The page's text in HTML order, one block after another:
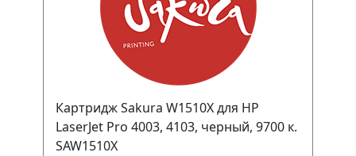
Картридж Sakura W1510X для HP
LaserJet Pro 4003, 4103, черный, 9700 к.
SAW1510X